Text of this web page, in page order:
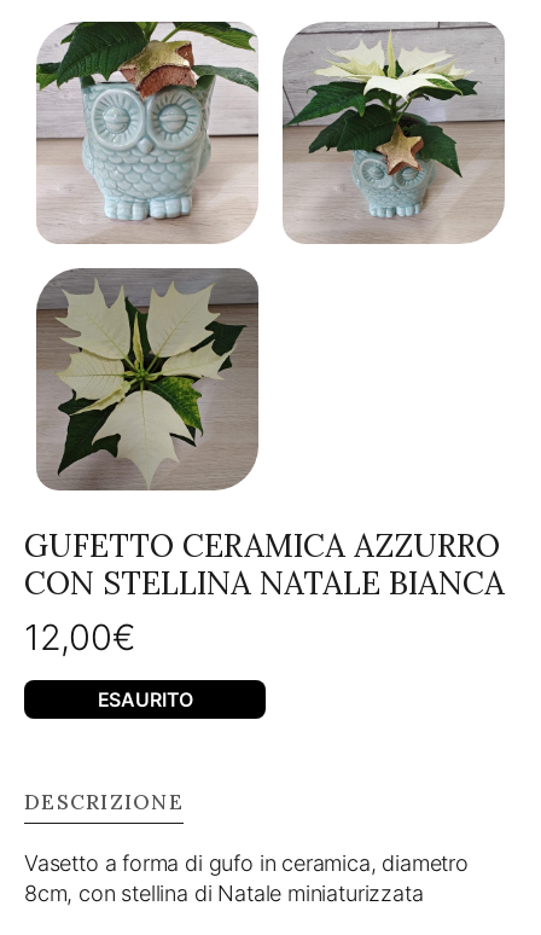
GUFETTO CERAMICA AZZURRO
CON STELLINA NATALE BIANCA
12,00€
ESAURITO
DESCRIZIONE
Vasetto a forma di gufo in ceramica, diametro
8cm, con stellina di Natale miniaturizzata